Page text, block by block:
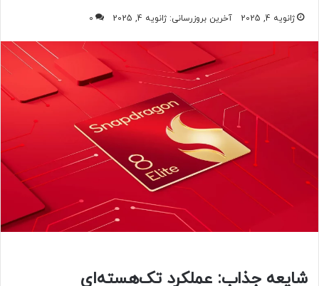
ژانویه 4, 2025 آخرین بروزرسانی: ژانویه 4, 2025 0
شایعه جذاب: عملکرد تک‌هسته‌ای